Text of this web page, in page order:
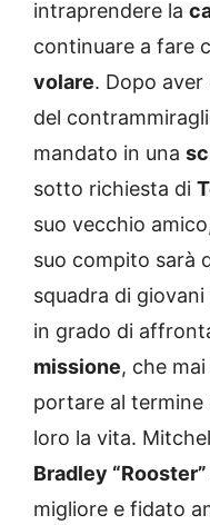
intraprendere la
continuare a fare
volare. Dopo
del
mandato in una
sotto richiesta di
suo vecchio
suo compito sarà
squadra di
in grado di
missione, che
portare al
loro la vita.
Bradley
migliore e fidato